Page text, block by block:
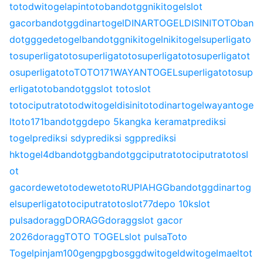
totodwitogelapintotobandotggnikitogelslot
gacorbandotggdinartogelDINARTOGELDISINITOTOban
dotgggedetogelbandotggnikitogelnikitogelsuperligato
tosuperligatotosuperligatotosuperligatotosuperligatot
osuperligatotoTOTO171WAYANTOGELsuperligatotosup
erligatotobandotggslot totoslot
totociputratotodwitogeldisinitotodinartogelwayantoge
ltoto171bandotggdepo 5kangka keramatprediksi
togelprediksi sdyprediksi sgpprediksi
hktogel4dbandotggbandotggciputratotociputratotosl
ot
gacordewetotodewetotoRUPIAHGGbandotggdinartog
elsuperligatotociputratotoslot77depo 10kslot
pulsadoraggDORAGGdoraggslot gacor
2026doraggTOTO TOGELslot pulsaToto
Togelpinjam100gengpgbosggdwitogeldwitogelmaeltot